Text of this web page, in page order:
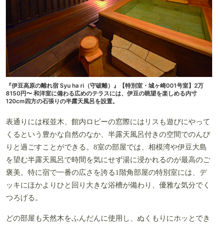
『伊豆高原の離れ宿 Syu ha ri（守破離）』【特別室・城ヶ崎001号室】2万
8150円〜 和洋室に備わる広めのテラスには、伊豆の眺望を楽しめる内寸
120cm四方の石張りの半露天風呂を設置。
表通りには桜並木、館内ロビーの窓際にはリスも遊びにやって
くるという豊かな自然のなか、半露天風呂付きの空間でのんび
りと過ごすことができる。8室の部屋では、相模湾や伊豆大島
を望む半露天風呂で時間を気にせず湯に浸かれるのが最高のご
褒美。特に宿で一番の広さを誇る1階角部屋の特別室には、デ
ッキにほかよりひと回り大きな浴槽が備わり、優雅な気分でく
つろげる。
どの部屋も天然木をふんだんに使用し、ぬくもりにホッとでき